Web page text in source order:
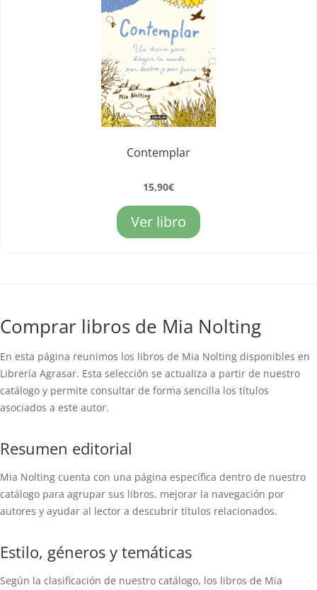
Contemplar
15,90€
Ver libro
Comprar libros de Mia Nolting
En esta página reunimos los libros de Mia Nolting disponibles en
Librería Agrasar. Esta selección se actualiza a partir de nuestro
catálogo y permite consultar de forma sencilla los títulos
asociados a este autor.
Resumen editorial
Mia Nolting cuenta con una página específica dentro de nuestro
catálogo para agrupar sus libros, mejorar la navegación por
autores y ayudar al lector a descubrir títulos relacionados.
Estilo, géneros y temáticas
Según la clasificación de nuestro catálogo, los libros de Mia